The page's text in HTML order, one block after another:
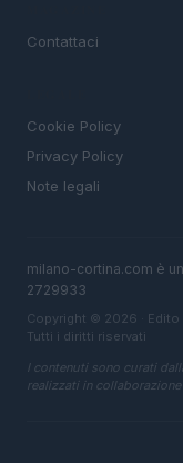
Contattaci
Cookie Policy
Privacy Policy
Note legali
milano-cortina.com è
2729933
Copyright © 2026 ·
Tutti i diritti riservati
I contenuti sono curati
realizzati in